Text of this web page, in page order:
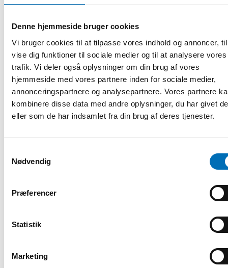
Denne hjemmeside bruger cookies
Vi bruger cookies til at tilpasse vores indhold og annoncer,
vise dig funktioner til sociale medier og til at analysere vores
trafik. Vi deler også oplysninger om din brug af vores
hjemmeside med vores partnere inden for sociale medier,
annonceringspartnere og analysepartnere. Vores partnere
kombinere disse data med andre oplysninger, du har givet
eller som de har indsamlet fra din brug af deres tjenester.
Nødvendig
Præferencer
Statistik
Marketing
VELFÆRDSPOLITIK
Finlands recept mot hemlöshet: bostadsbygge
En viktig beståndsdel för att minska hemlösheten är att